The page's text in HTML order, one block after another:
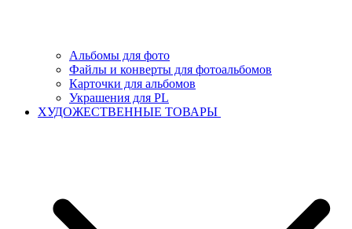
Альбомы для фото
Файлы и конверты для фотоальбомов
Карточки для альбомов
Украшения для PL
ХУДОЖЕСТВЕННЫЕ ТОВАРЫ